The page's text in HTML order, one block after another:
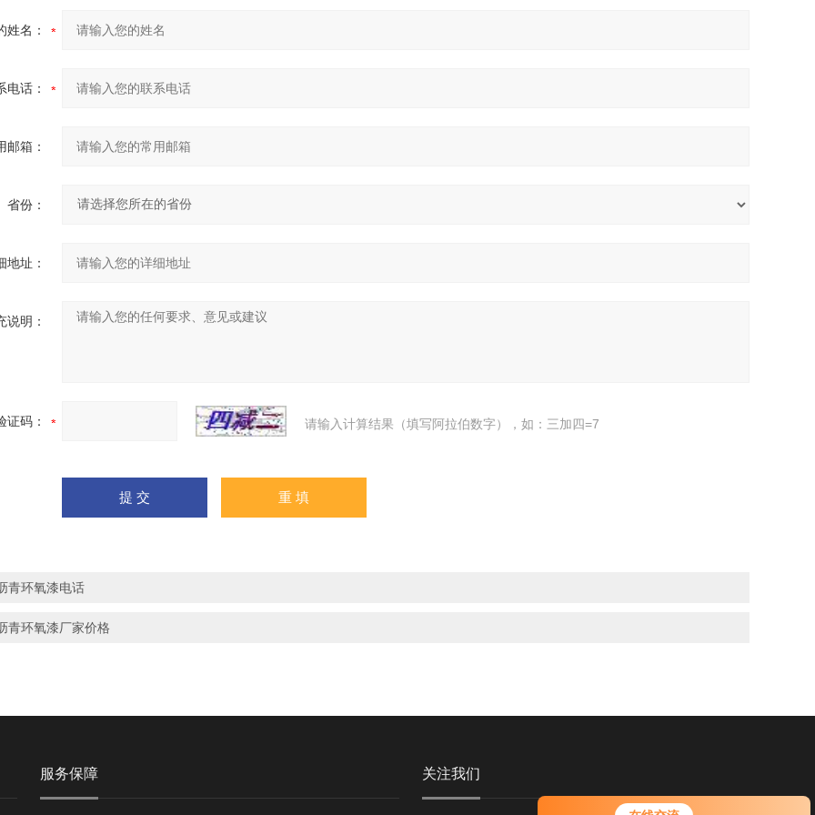
姓名：
电话：
邮箱：
省份：
地址：
说明：
证码： 请输入计算结果（填写阿拉伯数字），如：三加四=7
青环氧漆电话
青环氧漆厂家价格
服务保障 关注我们